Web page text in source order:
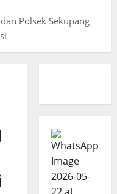
Polsek Sekupang